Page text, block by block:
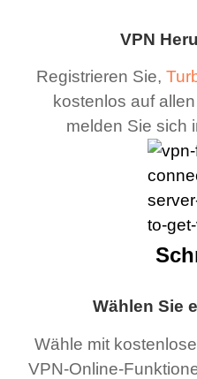
VPN
Registrieren Sie,
kostenlos auf
melden Sie sich
Wählen Sie
Wähle mit
VPN-Online-